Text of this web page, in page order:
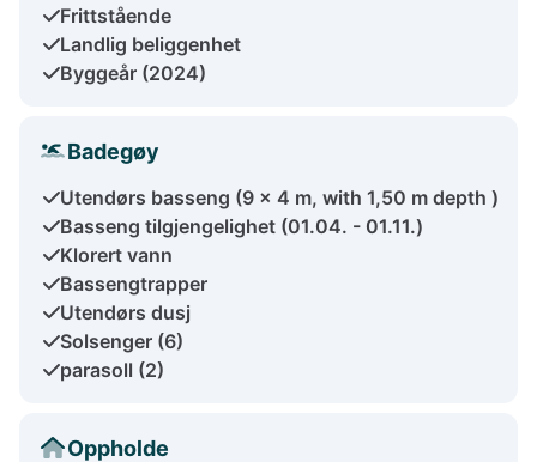
Frittstående
Landlig beliggenhet
Byggeår (2024)
Badegøy
Utendørs basseng (9 x 4 m, with 1,50 m depth )
Basseng tilgjengelighet (01.04. - 01.11.)
Klorert vann
Bassengtrapper
Utendørs dusj
Solsenger (6)
parasoll (2)
Oppholde